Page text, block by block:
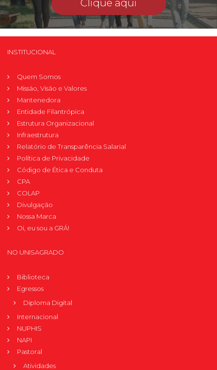
Clique aqui
INSTITUCIONAL
Quem Somos
Missão, Visão e Valores
Mantenedora
Entidade Filantrópica
Estrutura Organizacional
Infraestrutura
Relatório de Transparência Salarial
Política de Privacidade
Código de Ética e Conduta
CPA
COLAP
Divulgação
Nossa Marca
Oi, eu sou a GRÁ!
NO UNISAGRADO
Biblioteca
Egressos
Diploma Digital
Internacional
NUPHIS
NAPI
Pastoral
Atividades